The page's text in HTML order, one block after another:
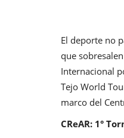
El deporte no
que
Internacional
Tejo World
marco del
CReAR: 1°